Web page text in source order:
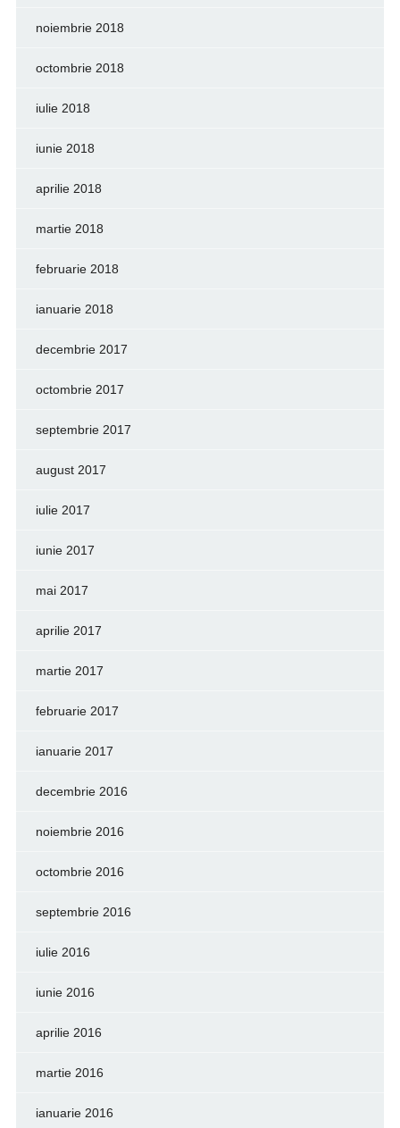
noiembrie 2018
octombrie 2018
iulie 2018
iunie 2018
aprilie 2018
martie 2018
februarie 2018
ianuarie 2018
decembrie 2017
octombrie 2017
septembrie 2017
august 2017
iulie 2017
iunie 2017
mai 2017
aprilie 2017
martie 2017
februarie 2017
ianuarie 2017
decembrie 2016
noiembrie 2016
octombrie 2016
septembrie 2016
iulie 2016
iunie 2016
aprilie 2016
martie 2016
ianuarie 2016